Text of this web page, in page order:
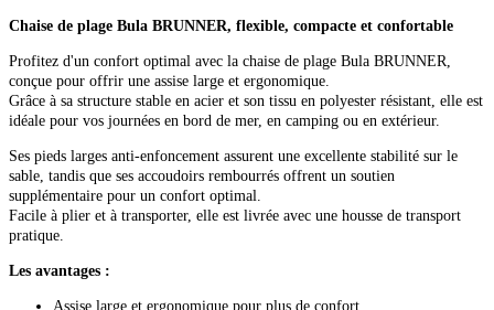
Chaise de plage Bula BRUNNER, flexible, compacte et confortable
Profitez d'un confort optimal avec la chaise de plage Bula BRUNNER,
conçue pour offrir une assise large et ergonomique.
Grâce à sa structure stable en acier et son tissu en polyester résistant, elle est
idéale pour vos journées en bord de mer, en camping ou en extérieur.
Ses pieds larges anti-enfoncement assurent une excellente stabilité sur le
sable, tandis que ses accoudoirs rembourrés offrent un soutien
supplémentaire pour un confort optimal.
Facile à plier et à transporter, elle est livrée avec une housse de transport
pratique.
Les avantages :
Assise large et ergonomique pour plus de confort